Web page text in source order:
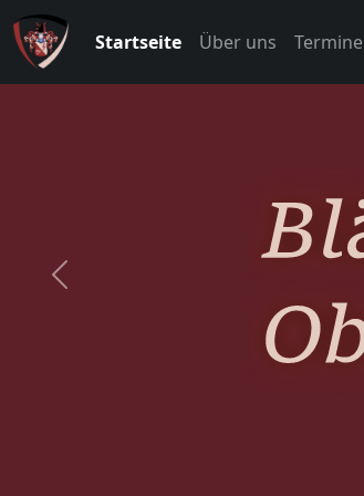
Startseite Über uns Termine
Previous